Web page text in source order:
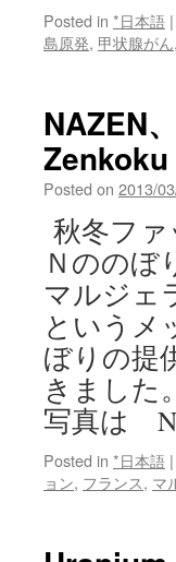
Posted in *日本語 |
島原発, 甲状腺がん,
NAZEN
Posted on 2013/
秋冬フ
Ｎののぼ
マルジェ
というメ
ぼりの提
きました
写真は
Posted in *日本語 |
ョン, フランス, マ